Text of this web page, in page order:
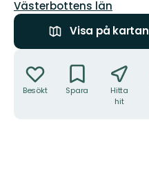
Län:
Västerbottens län
Visa på kartan
Besökt Spara
Hitta
hit